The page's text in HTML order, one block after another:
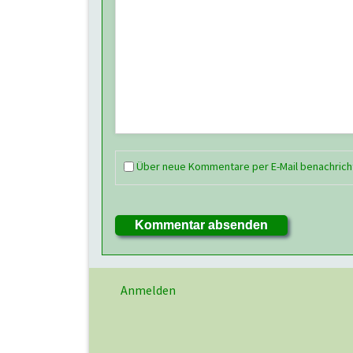
Über neue Kommentare per E-Mail
Kommentar absenden
Anmelden